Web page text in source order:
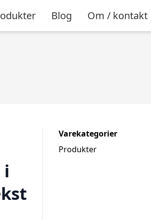
Blog Om / kontakt
Varekategorier
Produkter